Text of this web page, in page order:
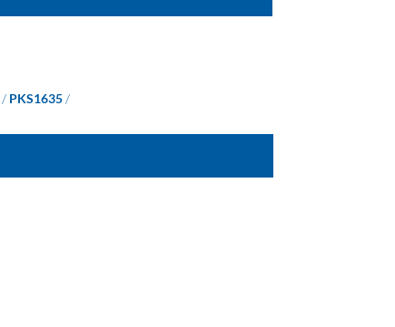
/ PKS1635 /